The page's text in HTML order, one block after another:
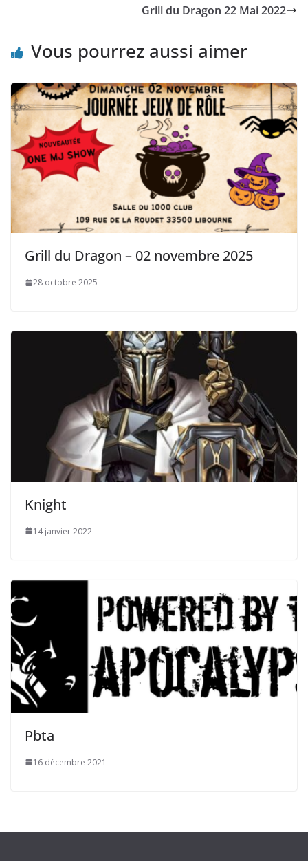
Grill du Dragon 22 Mai 2022
Vous pourrez aussi aimer
Grill du Dragon – 02 novembre 2025
28 octobre 2025
Knight
14 janvier 2022
Pbta
16 décembre 2021